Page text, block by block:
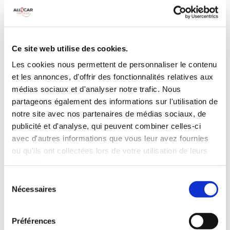
Ce site web utilise des cookies.
Les cookies nous permettent de personnaliser le contenu
et les annonces, d'offrir des fonctionnalités relatives aux
médias sociaux et d'analyser notre trafic. Nous
partageons également des informations sur l'utilisation de
notre site avec nos partenaires de médias sociaux, de
publicité et d'analyse, qui peuvent combiner celles-ci
avec d'autres informations que vous leur avez fournies
ou qu'ils ont collectées lors de votre utilisation de leurs
Nécessaires
Préférences
100 CV
INCLUS À LA LOCATION
Killométrage illimité
Assurance tous risques (hors franchise)
Carburant : plein à rendre plein
CONDITIONS DE LOCATION
Age minimum :20 ans
ASSURANCE